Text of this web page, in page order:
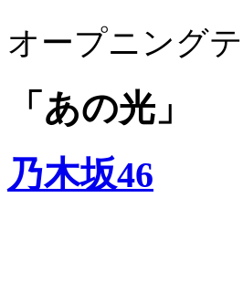
オープニング
「あの光」
乃木坂46